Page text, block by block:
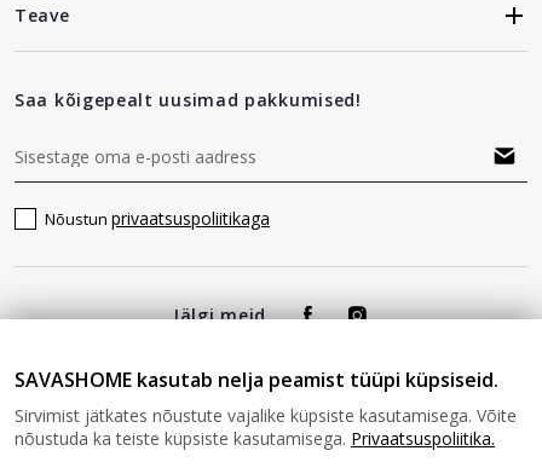
Teave
Saa kõigepealt uusimad pakkumised!
Nõustun privaatsuspoliitikaga
Jälgi meid
SAVASHOME kasutab nelja peamist tüüpi küpsiseid.
Sirvimist jätkates nõustute vajalike küpsiste kasutamisega. Võite
nõustuda ka teiste küpsiste kasutamisega. Privaatsuspoliitika.